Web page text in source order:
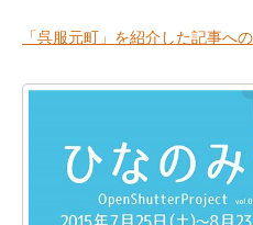
「呉服元町」を紹介した記事へ